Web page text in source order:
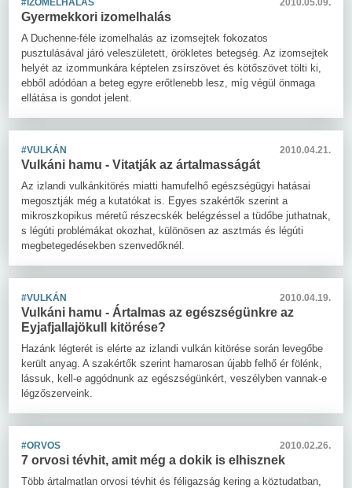
Gyermekkori izomelhalás
A Duchenne-féle izomelhalás az izomsejtek fokozatos
pusztulásával járó veleszületett, örökletes betegség. Az izomsejtek
helyét az izommunkára képtelen zsírszövet és kötőszövet tölti ki,
ebből adódóan a beteg egyre erőtlenebb lesz, míg végül önmaga
ellátása is gondot jelent.
#VULKÁN 2010.04.21.
Vulkáni hamu - Vitatják az ártalmasságát
Az izlandi vulkánkitörés miatti hamufelhő egészségügyi hatásai
megosztják még a kutatókat is. Egyes szakértők szerint a
mikroszkopikus méretű részecskék belégzéssel a tüdőbe juthatnak,
s légúti problémákat okozhat, különösen az asztmás és légúti
megbetegedésekben szenvedőknél.
#VULKÁN 2010.04.19.
Vulkáni hamu - Ártalmas az egészségünkre az
Eyjafjallajökull kitörése?
Hazánk légterét is elérte az izlandi vulkán kitörése során levegőbe
került anyag. A szakértők szerint hamarosan újabb felhő ér fölénk,
lássuk, kell-e aggódnunk az egészségünkért, veszélyben vannak-e
légzőszerveink.
#ORVOS 2010.02.26.
7 orvosi tévhit, amit még a dokik is elhisznek
Több ártalmatlan orvosi tévhit és féligazság kering a köztudatban,